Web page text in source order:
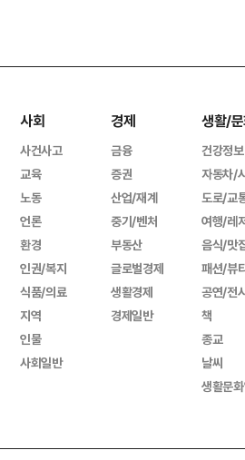
사회
사건사고
교육
노동
언론
환경
인권/복지
식품/의료
지역
인물
사회일반
경제
금융
증권
산업/재계
중기/벤처
부동산
글로벌경제
생활경제
경제일반
생활/
건강정보
자동차/
도로/교
여행/레
음식/맛
패션/뷰
공연/전
책
종교
날씨
생활문